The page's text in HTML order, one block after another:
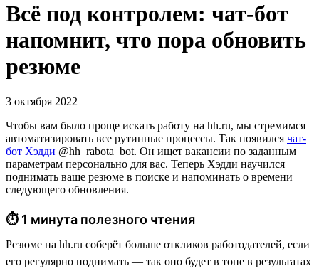
Всё под контролем: чат-бот
напомнит, что пора обновить
резюме
3 октября 2022
Чтобы вам было проще искать работу на hh.ru, мы стремимся
автоматизировать все рутинные процессы. Так появился чат-
бот Хэдди @hh_rabota_bot. Он ищет вакансии по заданным
параметрам персонально для вас. Теперь Хэдди научился
поднимать ваше резюме в поиске и напоминать о времени
следующего обновления.
⏱ 1 минута полезного чтения
Резюме на hh.ru соберёт больше откликов работодателей, если
его регулярно поднимать — так оно будет в топе в результатах